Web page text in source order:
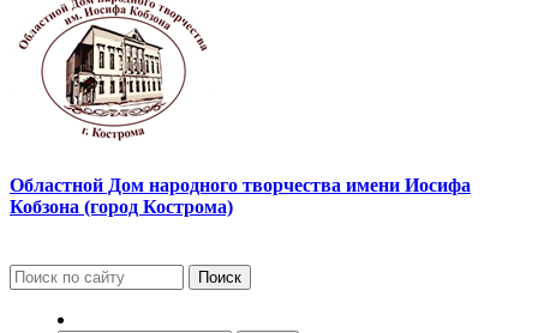
Областной Дом народного творчества имени Иосифа
Кобзона (город Кострома)